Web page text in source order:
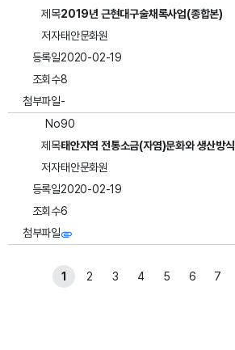
제목2019년 근현대구술채록사업(종합본)
저자태안문화원
등록일2020-02-19
조회수8
첨부파일-
No90
제목태안지역 전통소금(자염)문화와 생산방식
저자태안문화원
등록일2020-02-19
조회수6
첨부파일
1 2 3 4 5 6 7